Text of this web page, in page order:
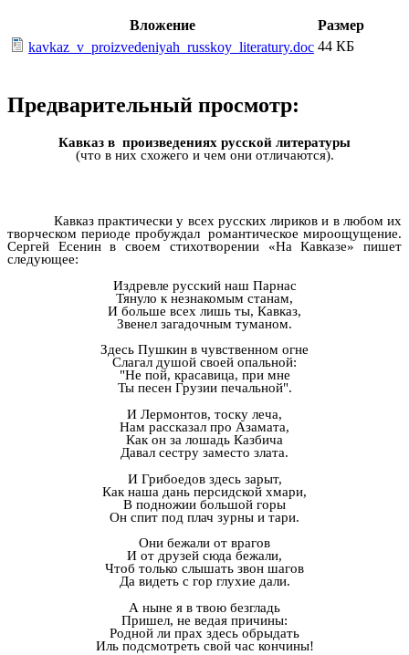
Вложение
Размер
kavkaz_v_proizvedeniyah_russkoy_literatury.doc 44 КБ
Предварительный просмотр:
Кавказ в произведениях русской литературы
(что в них схожего и чем они отличаются).
Кавказ практически у всех русских лириков и в любом их
творческом периоде пробуждал романтическое мироощущение.
Сергей Есенин в своем стихотворении «На Кавказе» пишет
следующее:
Издревле русский наш Парнас
Тянуло к незнакомым станам,
И больше всех лишь ты, Кавказ,
Звенел загадочным туманом.
Здесь Пушкин в чувственном огне
Слагал душой своей опальной:
"Не пой, красавица, при мне
Ты песен Грузии печальной".
И Лермонтов, тоску леча,
Нам рассказал про Азамата,
Как он за лошадь Казбича
Давал сестру заместо злата.
И Грибоедов здесь зарыт,
Как наша дань персидской хмари,
В подножии большой горы
Он спит под плач зурны и тари.
Они бежали от врагов
И от друзей сюда бежали,
Чтоб только слышать звон шагов
Да видеть с гор глухие дали.
А ныне я в твою безгладь
Пришел, не ведая причины:
Родной ли прах здесь обрыдать
Иль подсмотреть свой час кончины!